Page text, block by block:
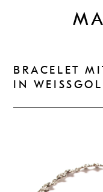
BRACELET
IN